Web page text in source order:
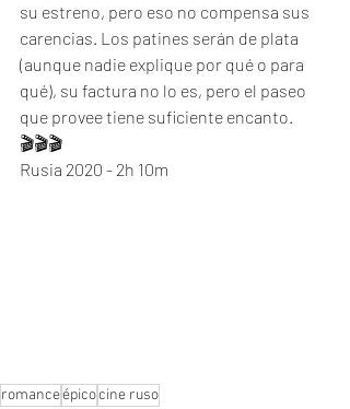
su estreno, pero eso no compensa sus
carencias. Los patines serán de plata
(aunque nadie explique por qué o para
qué), su factura no lo es, pero el paseo
que provee tiene suficiente encanto.
🎬🎬🎬
Rusia 2020 - 2h 10m
romanceépicocine ruso